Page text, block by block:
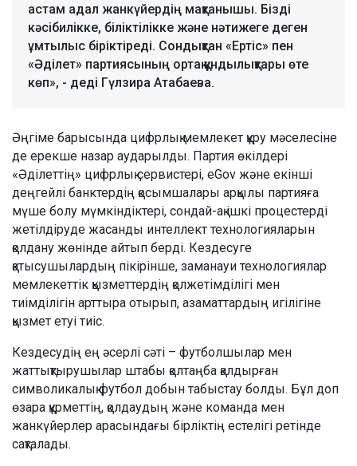
астам адал жанкүйердің мақтанышы. Бізді
кәсібилікке, біліктілікке және нәтижеге деген
ұмтылыс біріктіреді. Сондықтан «Ертіс» пен
«Әділет» партиясының ортақ құндылықтары өте
көп», - деді Гүлзира Атабаева.
Әңгіме барысында цифрлық мемлекет құру мәселесіне
де ерекше назар аударылды. Партия өкілдері
«Әділеттің» цифрлық сервистері, eGov және екінші
деңгейлі банктердің қосымшалары арқылы партияға
мүше болу мүмкіндіктері, сондай-ақ ішкі процестерді
жетілдіруде жасанды интеллект технологияларын
қолдану жөнінде айтып берді. Кездесуге
қатысушылардың пікірінше, заманауи технологиялар
мемлекеттік қызметтердің қолжетімділігі мен
тиімділігін арттыра отырып, азаматтардың игілігіне
қызмет етуі тиіс.
Кездесудің ең әсерлі сәті – футболшылар мен
жаттықтырушылар штабы қолтаңба қалдырған
символикалық футбол добын табыстау болды. Бұл доп
өзара құрметтің, қолдаудың және команда мен
жанкүйерлер арасындағы бірліктің естелігі ретінде
сақталады.